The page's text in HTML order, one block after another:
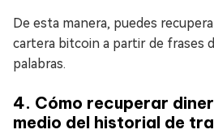
De esta manera, puedes
cartera bitcoin a partir de frases
palabras.
4. Cómo recuperar
medio del historial de